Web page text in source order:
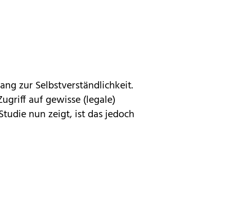
zur Selbstverständlichkeit.
auf gewisse (legale)
nun zeigt, ist das jedoch